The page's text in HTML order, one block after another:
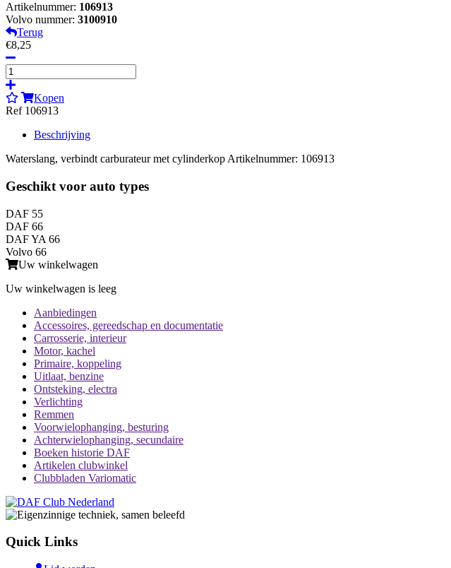
Artikelnummer: 106913
Volvo nummer: 3100910
Terug
€8,25
Kopen
Ref 106913
Beschrijving
Waterslang, verbindt carburateur met cylinderkop Artikelnummer: 106913
Geschikt voor auto types
DAF 55
DAF 66
DAF YA 66
Volvo 66
Uw winkelwagen
Uw winkelwagen is leeg
Aanbiedingen
Accessoires, gereedschap en documentatie
Carrosserie, interieur
Motor, kachel
Primaire, koppeling
Uitlaat, benzine
Ontsteking, electra
Verlichting
Remmen
Voorwielophanging, besturing
Achterwielophanging, secundaire
Boeken historie DAF
Artikelen clubwinkel
Clubbladen Variomatic
Quick Links